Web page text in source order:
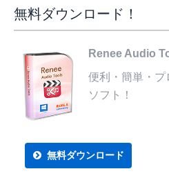
無料ダウンロード！
Renee Audio
便利・簡単・プ
ソフト！
無料ダウンロード